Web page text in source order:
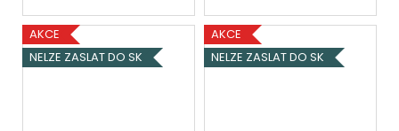
AKCE
NELZE ZASLAT DO SK
AKCE
NELZE ZASLAT DO SK